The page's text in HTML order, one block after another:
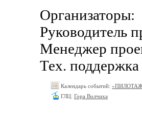
Организаторы:
Руководитель
Менеджер
Тех.
Календарь событий: «ПИЛОТАЖ»
ГЛЦ: Гора Волчиха